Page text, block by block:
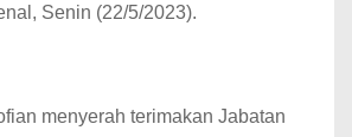
Senin (22/5/2023).
menyerah terimakan Jabatan